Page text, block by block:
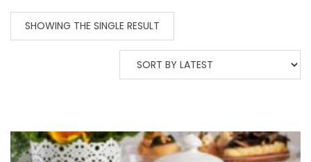
SHOWING THE SINGLE RESULT